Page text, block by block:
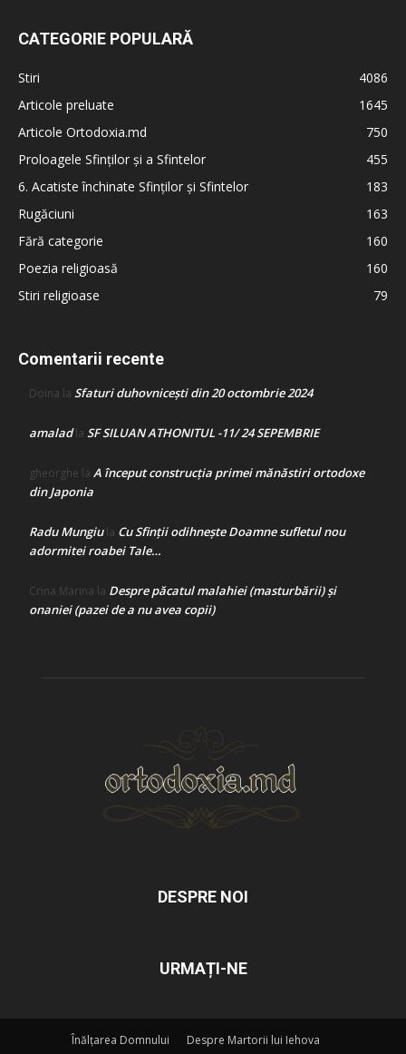
CATEGORIE POPULARĂ
Stiri
4086
Articole preluate
1645
Articole Ortodoxia.md
750
Proloagele Sfinților și a Sfintelor
455
6. Acatiste închinate Sfinților și Sfintelor
183
Rugăciuni
163
Fără categorie
160
Poezia religioasă
160
Stiri religioase
79
Comentarii recente
Doina la Sfaturi duhovnicești din 20 octombrie 2024
amaladla SF SILUAN ATHONITUL -11/ 24 SEPEMBRIE
gheorghe la A început construcţia primei mănăstiri ortodoxe
din Japonia
Radu Mungiula Cu Sfinții odihnește Doamne sufletul nou
adormitei roabei Tale…
Crina Marina la Despre păcatul malahiei (masturbării) şi
onaniei (pazei de a nu avea copii)
DESPRE NOI
URMAȚI-NE
Înălțarea Domnului
Despre Martorii lui Iehova